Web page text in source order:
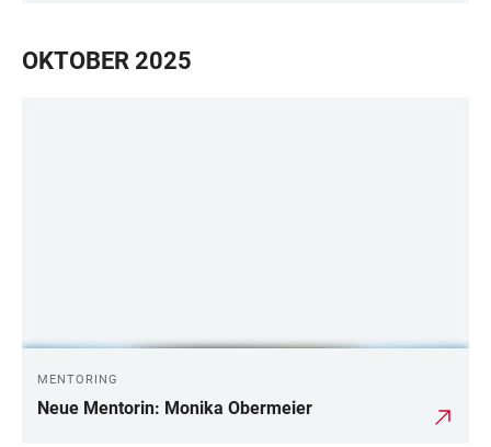
OKTOBER 2025
MENTORING
Neue Mentorin: Monika Obermeier